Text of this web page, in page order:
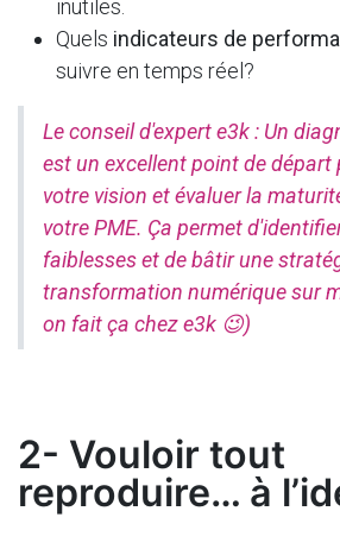
inutiles.
Quels indicateurs de
suivre en temps réel?
Le conseil d'expert e3k : Un
est un excellent point de départ
votre vision et évaluer la
votre PME. Ça permet
faiblesses et de bâtir une
transformation numérique sur
on fait ça chez e3k 😉)
2- Vouloir tout
reproduire… à